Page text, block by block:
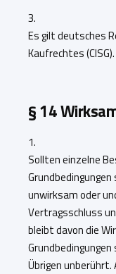
3.
Es gilt deutsches
Kaufrechtes (CISG).
§ 14
1.
Sollten einzelne
unwirksam oder
Vertragsschluss
bleibt davon die
Übrigen